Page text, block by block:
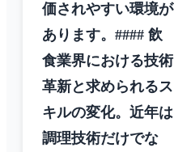
価されやすい環境が
あります。#### 飲
食業界における技術
革新と求められるス
キルの変化。近年は
調理技術だけでな